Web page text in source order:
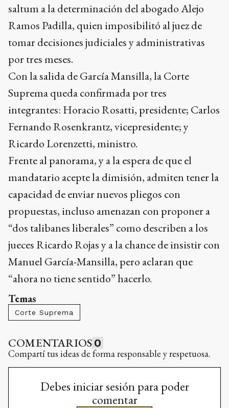
saltum a la determinación del abogado Alejo
Ramos Padilla, quien imposibilitó al juez de
tomar decisiones judiciales y administrativas
por tres meses.
Con la salida de García Mansilla, la Corte
Suprema queda confirmada por tres
integrantes: Horacio Rosatti, presidente; Carlos
Fernando Rosenkrantz, vicepresidente; y
Ricardo Lorenzetti, ministro.
Frente al panorama, y a la espera de que el
mandatario acepte la dimisión, admiten tener la
capacidad de enviar nuevos pliegos con
propuestas, incluso amenazan con proponer a
“dos talibanes liberales” como describen a los
jueces Ricardo Rojas y a la chance de insistir con
Manuel García-Mansilla, pero aclaran que
“ahora no tiene sentido” hacerlo.
Temas
Corte Suprema
COMENTARIOS 0
Compartí tus ideas de forma responsable y respetuosa.
Debes iniciar sesión para poder
comentar